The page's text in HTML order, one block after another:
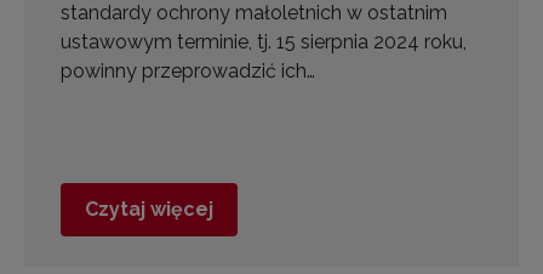
standardy ochrony małoletnich w ostatnim
ustawowym terminie, tj. 15 sierpnia 2024 roku,
powinny przeprowadzić ich…
Czytaj więcej